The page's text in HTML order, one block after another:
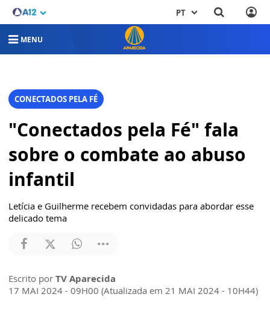
PT
MENU
CONECTADOS PELA FÉ
"Conectados pela Fé" fala
sobre o combate ao abuso
infantil
Letícia e Guilherme recebem convidadas para abordar esse
delicado tema
Escrito por TV Aparecida
17 MAI 2024 - 09H00 (Atualizada em 21 MAI 2024 - 10H44)